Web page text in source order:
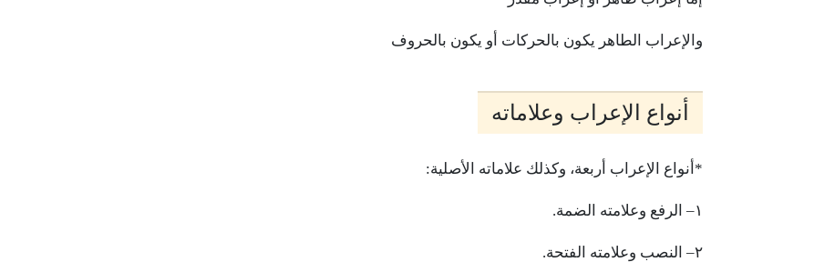
والإعراب الطاهر يكون بالحركات أو يكون بالحروف
أنواع الإعراب وعلاماته
* أنواع الإعراب أربعة، وكذلك علاماته الأصلية:
١– الرفع وعلامته الضمة.
٢– النصب وعلامته الفتحة.